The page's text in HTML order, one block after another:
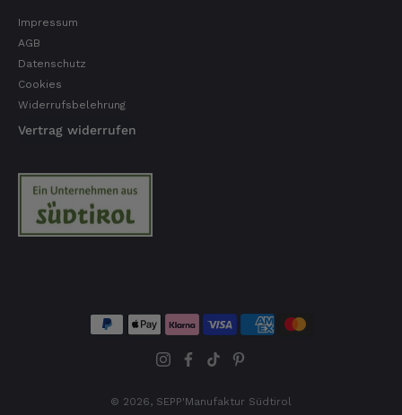
Impressum
AGB
Datenschutz
Cookies
Widerrufsbelehrung
Vertrag widerrufen
© 2026, SEPP'Manufaktur Südtirol